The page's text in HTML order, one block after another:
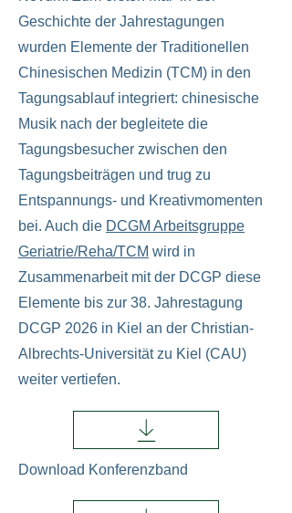
Geschichte der Jahrestagungen
wurden Elemente der Traditionellen
Chinesischen Medizin (TCM) in den
Tagungsablauf integriert: chinesische
Musik nach der begleitete die
Tagungsbesucher zwischen den
Tagungsbeiträgen und trug zu
Entspannungs- und Kreativmomenten
bei. Auch die DCGM Arbeitsgruppe
Geriatrie/Reha/TCM wird in
Zusammenarbeit mit der DCGP diese
Elemente bis zur 38. Jahrestagung
DCGP 2026 in Kiel an der Christian-
Albrechts-Universität zu Kiel (CAU)
weiter vertiefen.
Download Konferenzband